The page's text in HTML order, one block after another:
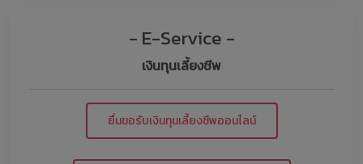
- E-Service -
เงินทุนเลี้ยงชีพ
ยื่นขอรับเงินทุนเลี้ยงชีพออนไลน์